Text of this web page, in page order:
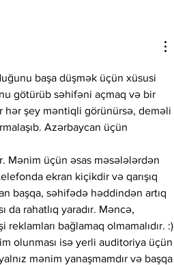
başa düşmək üçün xüsusi
götürüb səhifəni açmaq və bir
şey məntiqli görünürsə, deməli
Azərbaycan üçün
ekran kiçikdir və qarışıq
başqa, səhifədə həddindən artıq
rahatlıq yaradır. Məncə,
bağlamaq olmamalıdır. :)
olunması isə yerli auditoriya üçün
mənim yanaşmamdır və başqa